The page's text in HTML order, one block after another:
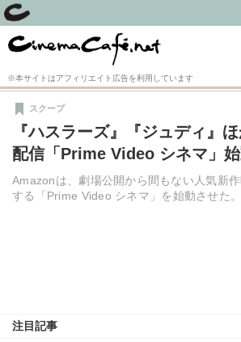
※本サイトはアフィリエイト広告を利用しています
『ハスラーズ』『ジュディ』
配信「Prime Video シネマ」
Amazonは、劇場公開から間もない人気新
する「Prime Video シネマ」を始動させた。
スクープ
注目記事